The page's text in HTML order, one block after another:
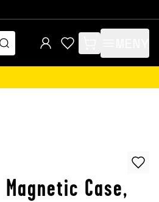
items in cart, view
Case,